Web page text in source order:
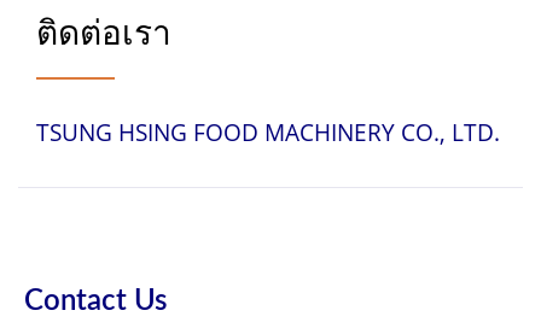
ติดต่อเรา
TSUNG HSING FOOD MACHINERY CO., LTD.